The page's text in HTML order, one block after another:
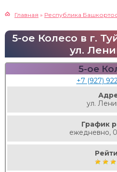
Главная » Республика
5-ое Колесо в г.
ул.
5-ое
+7 (927)
ул.
График
ежедневно,